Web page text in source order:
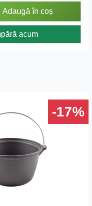
Adaugă în coș
acum
-17%